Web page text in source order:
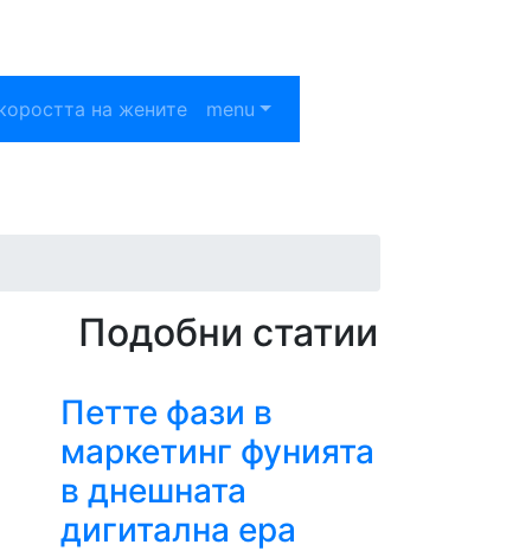
на жените menu
Подобни статии
Петте фази в
маркетинг фунията
в днешната
дигитална ера